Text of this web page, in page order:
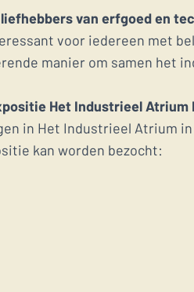
van erfgoed en
voor iedereen met
manier om samen het
Het Industrieel Atrium
in Het Industrieel Atrium in
kan worden bezocht: